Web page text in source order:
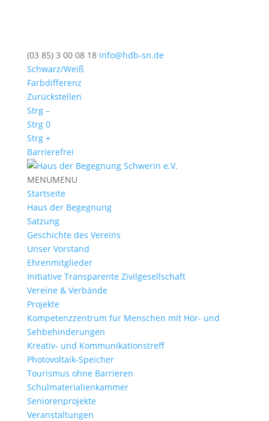
(03 85) 3 00 08 18 info@hdb-sn.de
Schwarz/Weiß
Farbdifferenz
Zurückstellen
Strg –
Strg 0
Strg +
Barrierefrei
MENUMENU
Startseite
Haus der Begegnung
Satzung
Geschichte des Vereins
Unser Vorstand
Ehrenmitglieder
Initiative Transparente Zivilgesellschaft
Vereine & Verbände
Projekte
Kompetenzzentrum für Menschen mit Hör- und
Sehbehinderungen
Kreativ- und Kommunikationstreff
Photovoltaik-Speicher
Tourismus ohne Barrieren
Schulmaterialienkammer
Seniorenprojekte
Veranstaltungen